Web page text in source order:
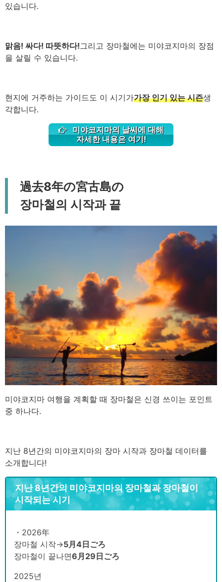
있습니다.
맑음! 싸다! 따뜻하다!그리고 장마철에는 미야코지마의 장점
을 살릴 수 있습니다.
현지에 거주하는 가이드도 이 시기가가장 인기 있는 시즌생
각합니다.
미야코지마의 날씨에 대해
자세한 내용은 여기!
過去8年の宮古島の
장마철의 시작과 끝
미야코지마 여행을 계획할 때 장마철은 신경 쓰이는 포인트
중 하나다.
지난 8년간의 미야코지마의 장마 시작과 장마철 데이터를
소개합니다!
지난 8년간의 미야코지마의 장마철과 장마철이
시작되는 시기
・2026年
장마철 시작→5月4日ごろ
장마철이 끝나면6月29日ごろ
2025년